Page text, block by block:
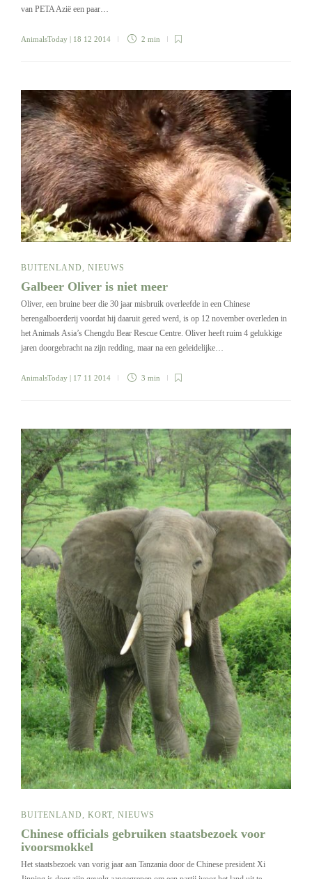
van PETA Azië een paar…
AnimalsToday | 18 12 2014 2 min
BUITENLAND, NIEUWS
Galbeer Oliver is niet meer
Oliver, een bruine beer die 30 jaar misbruik overleefde in een Chinese
berengalboerderij voordat hij daaruit gered werd, is op 12 november overleden in
het Animals Asia’s Chengdu Bear Rescue Centre. Oliver heeft ruim 4 gelukkige
jaren doorgebracht na zijn redding, maar na een geleidelijke…
AnimalsToday | 17 11 2014 3 min
BUITENLAND, KORT, NIEUWS
Chinese officials gebruiken staatsbezoek voor
ivoorsmokkel
Het staatsbezoek van vorig jaar aan Tanzania door de Chinese president Xi